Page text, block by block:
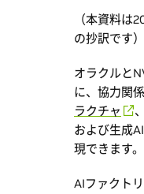
（本資料は
の抄訳です）
オラクルと
に、協力関
ラクチャ
および生成
現できます
AIファクト